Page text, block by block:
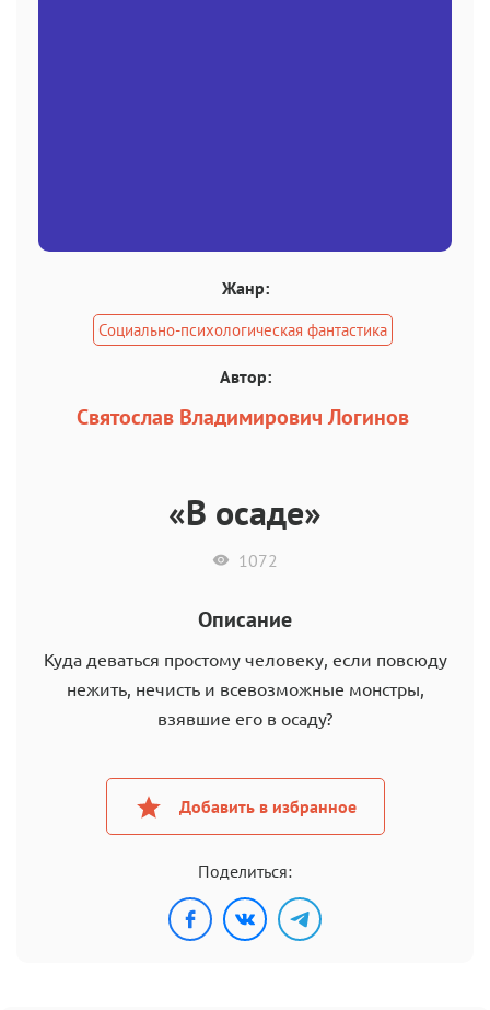
Жанр:
Социально-психологическая фантастика
Автор:
Святослав Владимирович Логинов
«В осаде»
1072
Описание
Куда деваться простому человеку, если повсюду
нежить, нечисть и всевозможные монстры,
взявшие его в осаду?
Добавить в избранное
Поделиться: